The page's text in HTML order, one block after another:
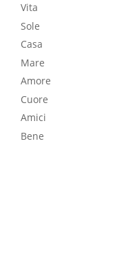
Vita
Sole
Casa
Mare
Amore
Cuore
Amici
Bene